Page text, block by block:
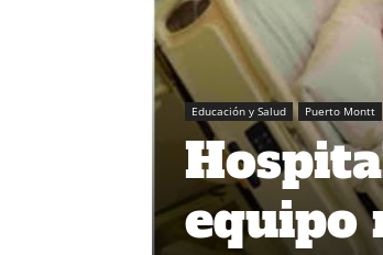
Educación y Salud Puerto Montt
equipo